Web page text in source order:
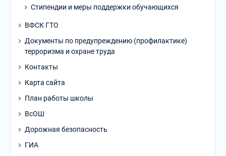
Стипендии и меры поддержки обучающихся
ВФСК ГТО
Документы по предупреждению (профилактике)
терроризма и охране труда
Контакты
Карта сайта
План работы школы
ВсОШ
Дорожная безопасность
ГИА